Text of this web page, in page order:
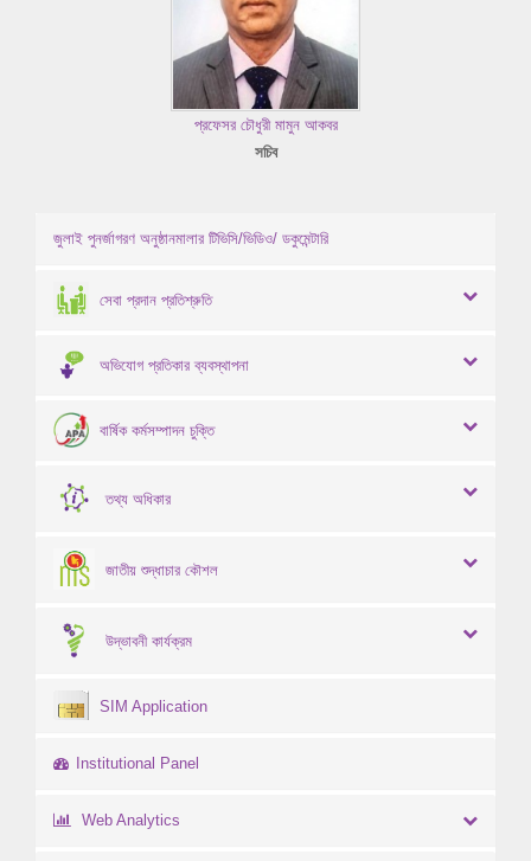
প্রফেসর চৌধুরী মামুন আকবর
সচিব
জুলাই পুনর্জাগরণ অনুষ্ঠানমালার টিভিসি/ভিডিও/ ডকুমেন্টারি
সেবা প্রদান প্রতিশ্রুতি
অভিযোগ প্রতিকার ব্যবস্থাপনা
বার্ষিক কর্মসম্পাদন চুক্তি
তথ্য অধিকার
জাতীয় শুদ্ধাচার কৌশল
উদ্ভাবনী কার্যক্রম
SIM Application
Institutional Panel
Web Analytics